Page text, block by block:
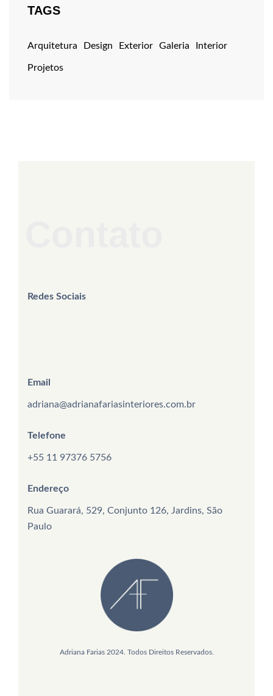
TAGS
Arquitetura Design Exterior Galeria Interior
Projetos
Redes Sociais
Email
adriana@adrianafariasinteriores.com.br
Telefone
+55 11 97376 5756
Endereço
Rua Guarará, 529, Conjunto 126, Jardins, São
Paulo
Adriana Farias 2024. Todos Direitos Reservados.